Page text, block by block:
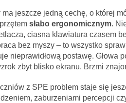
ma jeszcze jedną cechę, o której
słabo ergonomicznym.
ciasna klawiatura czasem
bez myszy – to wszystko
nieprawidłową postawę. Głowa
zbyt blisko ekranu. Brzmi
z SPE problem staje się
zaburzeniami percepcji